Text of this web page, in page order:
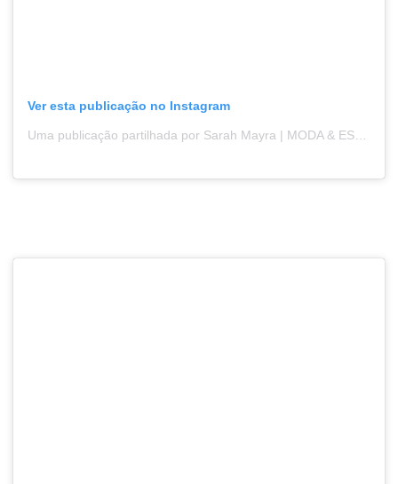
Ver esta publicação no Instagram